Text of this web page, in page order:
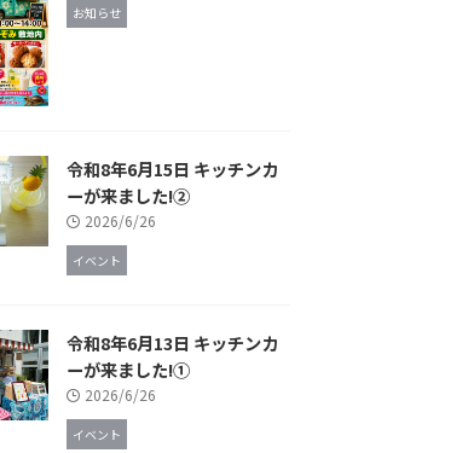
お知らせ
令和8年6月15日 キッチンカ
ーが来ました!②
2026/6/26
イベント
令和8年6月13日 キッチンカ
ーが来ました!①
2026/6/26
イベント